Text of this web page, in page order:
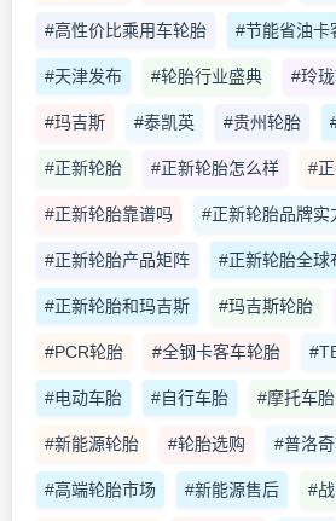
#高性价比乘用车轮胎 #节能省油卡
#天津发布 #轮胎行业盛典 #玲
#玛吉斯 #泰凯英 #贵州轮胎
#正新轮胎 #正新轮胎怎么样 #
#正新轮胎靠谱吗 #正新轮胎品牌实
#正新轮胎产品矩阵 #正新轮胎全球
#正新轮胎和玛吉斯 #玛吉斯轮胎
#PCR轮胎 #全钢卡客车轮胎
#电动车胎 #自行车胎 #摩托车胎
#新能源轮胎 #轮胎选购 #普洛
#高端轮胎市场 #新能源售后 #